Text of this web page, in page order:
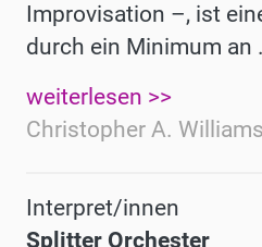
Improvisation –, ist
durch ein Minimum an
weiterlesen >>
Christopher A. Williams
Interpret/innen
Splitter Orchester